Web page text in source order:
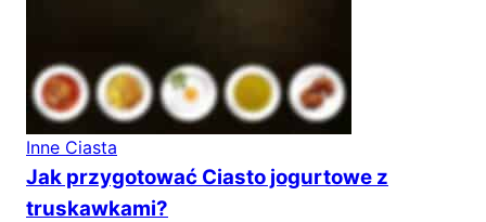
Inne Ciasta
Jak przygotować Ciasto jogurtowe z
truskawkami?